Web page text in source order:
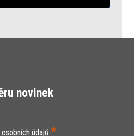
novinek
údajů *